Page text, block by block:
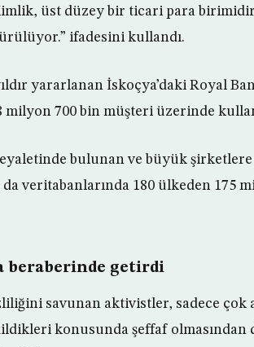
üst düzey bir ticari para
ifadesini kullandı.
yararlanan İskoçya’daki Royal
700 bin müşteri üzerinde
bulunan ve büyük şirketlere
da veritabanlarında 180 ülkeden 175
beraberinde getirdi
savunan aktivistler, sadece çok
konusunda şeffaf olmasından